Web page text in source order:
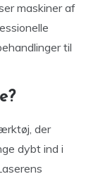
maskiner af
til
der
dybt ind i